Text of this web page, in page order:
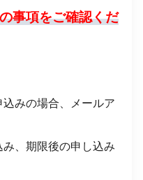
事項をご確認くだ
みの場合、メールア
、期限後の申し込み